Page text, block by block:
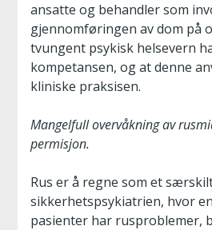
ansatte og behandler som
gjennomføringen av dom på
tvungent psykisk helsevern
kompetansen, og at denne
kliniske praksisen.
Mangelfull overvåkning av
permisjon.
Rus er å regne som et
sikkerhetspsykiatrien, hvor
pasienter har rusproblemer,